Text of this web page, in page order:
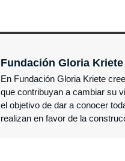
Fundación Gloria Kriete
En Fundación Gloria Kriete
que contribuyan a cambiar su
el objetivo de dar a conocer
realizan en favor de la